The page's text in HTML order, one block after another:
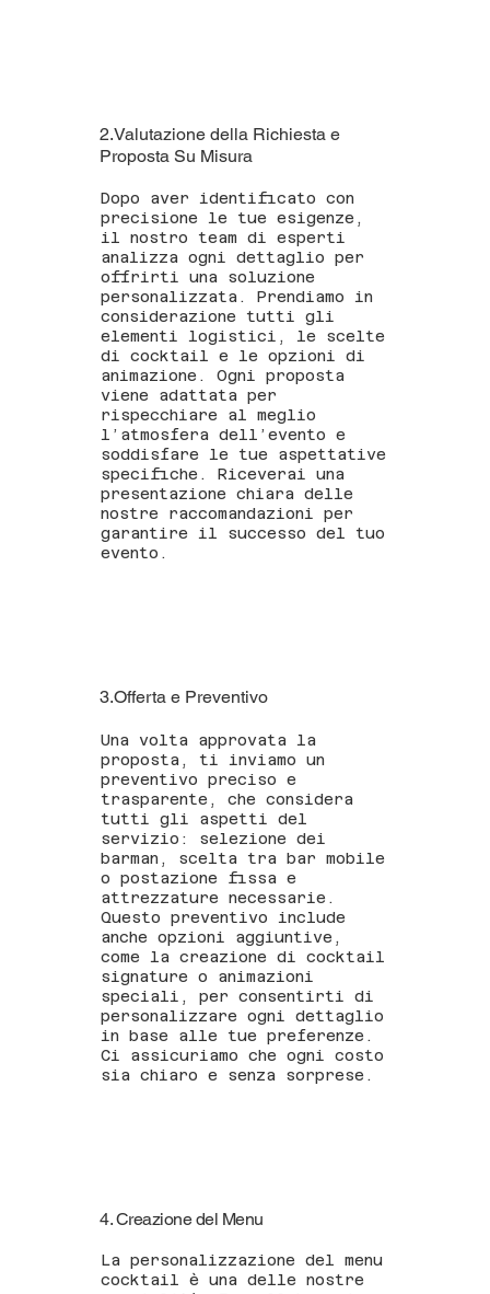
2.Valutazione della Richiesta e
Proposta Su Misura
Dopo aver identificato con
precisione le tue esigenze,
il nostro team di esperti
analizza ogni dettaglio per
offrirti una soluzione
personalizzata. Prendiamo in
considerazione tutti gli
elementi logistici, le scelte
di cocktail e le opzioni di
animazione. Ogni proposta
viene adattata per
rispecchiare al meglio
l’atmosfera dell’evento e
soddisfare le tue aspettative
specifiche. Riceverai una
presentazione chiara delle
nostre raccomandazioni per
garantire il successo del tuo
evento.
3.Offerta e Preventivo
Una volta approvata la
proposta, ti inviamo un
preventivo preciso e
trasparente, che considera
tutti gli aspetti del
servizio: selezione dei
barman, scelta tra bar mobile
o postazione fissa e
attrezzature necessarie.
Questo preventivo include
anche opzioni aggiuntive,
come la creazione di cocktail
signature o animazioni
speciali, per consentirti di
personalizzare ogni dettaglio
in base alle tue preferenze.
Ci assicuriamo che ogni costo
sia chiaro e senza sorprese.
4. Creazione del Menu
La personalizzazione del menu
cocktail è una delle nostre